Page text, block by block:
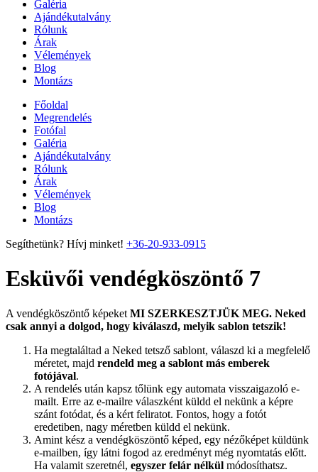
Galéria
Ajándékutalvány
Rólunk
Árak
Vélemények
Blog
Montázs
Főoldal
Megrendelés
Fotófal
Galéria
Ajándékutalvány
Rólunk
Árak
Vélemények
Blog
Montázs
Segíthetünk? Hívj minket! +36-20-933-0915
Esküvői vendégköszöntő 7
A vendégköszöntő képeket MI SZERKESZTJÜK MEG. Neked
csak annyi a dolgod, hogy kiválaszd, melyik sablon tetszik!
Ha megtaláltad a Neked tetsző sablont, válaszd ki a megfelelő
méretet, majd rendeld meg a sablont más emberek
fotójával.
A rendelés után kapsz tőlünk egy automata visszaigazoló e-
mailt. Erre az e-mailre válaszként küldd el nekünk a képre
szánt fotódat, és a kért feliratot. Fontos, hogy a fotót
eredetiben, nagy méretben küldd el nekünk.
Amint kész a vendégköszöntő képed, egy nézőképet küldünk
e-mailben, így látni fogod az eredményt még nyomtatás előtt.
Ha valamit szeretnél, egyszer felár nélkül módosíthatsz.